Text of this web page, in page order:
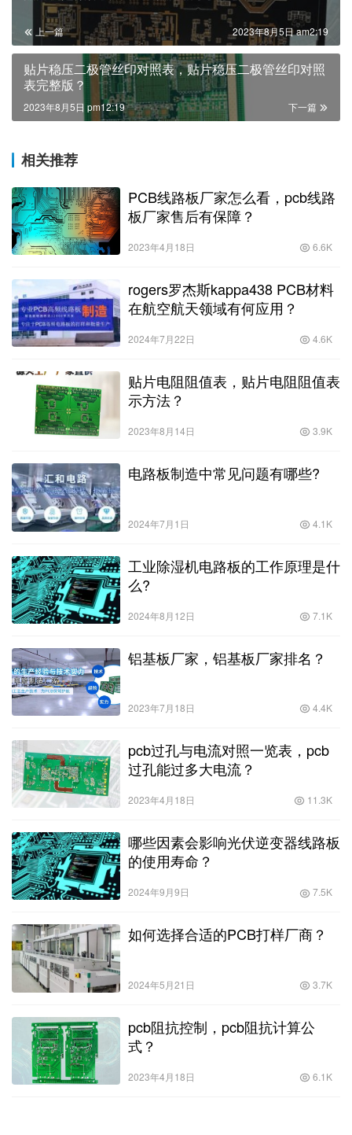
上一篇 2023年8月5日 am2:19
贴片稳压二极管丝印对照表，贴片稳压二极管丝印对照
表完整版？
下一篇
2023年8月5日 pm12:19
相关推荐
PCB线路板厂家怎么看，pcb线路
板厂家售后有保障？
2023年4月18日 6.6K
rogers罗杰斯kappa438 PCB材料
在航空航天领域有何应用？
2024年7月22日 4.6K
贴片电阻阻值表，贴片电阻阻值表
示方法？
2023年8月14日 3.9K
电路板制造中常见问题有哪些?
2024年7月1日 4.1K
工业除湿机电路板的工作原理是什
么?
2024年8月12日 7.1K
铝基板厂家，铝基板厂家排名？
2023年7月18日 4.4K
pcb过孔与电流对照一览表，pcb
过孔能过多大电流？
2023年4月18日 11.3K
哪些因素会影响光伏逆变器线路板
的使用寿命？
2024年9月9日 7.5K
如何选择合适的PCB打样厂商？
2024年5月21日 3.7K
pcb阻抗控制，pcb阻抗计算公
式？
2023年4月18日 6.1K